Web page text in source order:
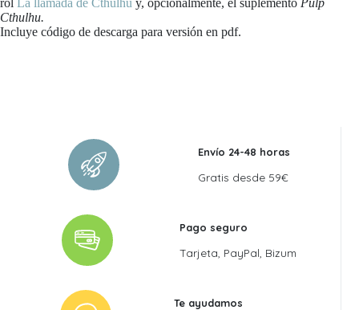
Cthulhu.
Incluye código de descarga para versión en pdf.
Envío 24-48 horas
Gratis desde 59€
Pago seguro
Tarjeta, PayPal, Bizum
Te ayudamos